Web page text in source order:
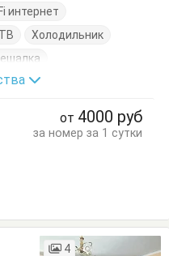
интернет
Холодильник
Кресло-кровать
Тумбочки Шкаф
от 4000 руб
за номер за 1 сутки
4